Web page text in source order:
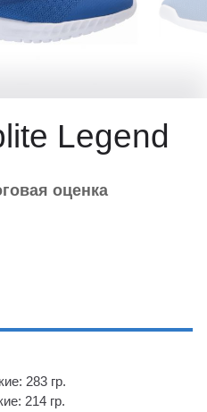
Legend
оценка
283 гр.
214 гр.